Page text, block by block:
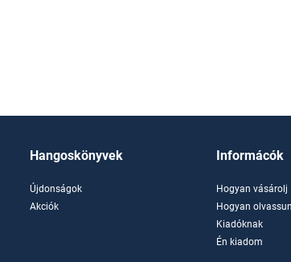
Hangoskönyvek
Újdonságok
Akciók
Informácók
Hogyan vásárolj
Hogyan
Kiadóknak
Én kiadom